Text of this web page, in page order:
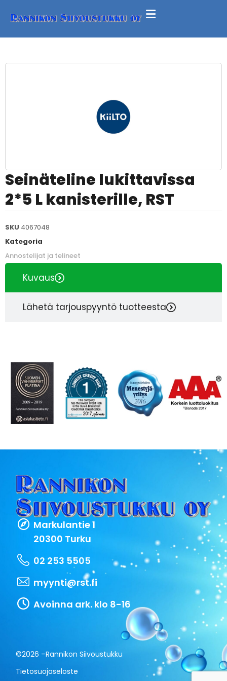
Seinäteline lukittavissa
2*5 L kanisterille, RST
SKU 4067048
Kategoria
Annostelijat ja telineet
Kuvaus
Lähetä tarjouspyyntö tuotteesta
Markulantie 1
20300 Turku
02 253 5505
myynti@rst.fi
Avoinna ark. klo 8-16
©2026 –Rannikon Siivoustukku
Tietosuojaseloste